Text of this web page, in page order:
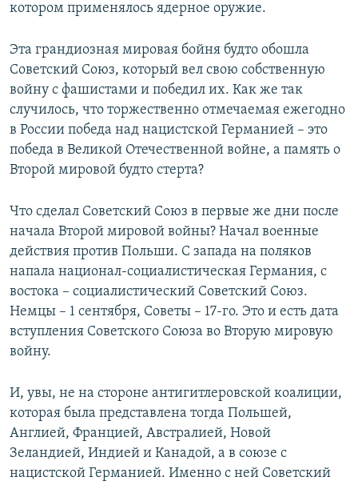
котором применялось ядерное оружие.
Эта грандиозная мировая бойня будто обошла
Советский Союз, который вел свою собственную
войну с фашистами и победил их. Как же так
случилось, что торжественно отмечаемая ежегодно
в России победа над нацистской Германией – это
победа в Великой Отечественной войне, а память о
Второй мировой будто стерта?
Что сделал Советский Союз в первые же дни после
начала Второй мировой войны? Начал военные
действия против Польши. С запада на поляков
напала национал-социалистическая Германия, с
востока – социалистический Советский Союз.
Немцы – 1 сентября, Советы – 17-го. Это и есть дата
вступления Советского Союза во Вторую мировую
войну.
И, увы, не на стороне антигитлеровской коалиции,
которая была представлена тогда Польшей,
Англией, Францией, Австралией, Новой
Зеландией, Индией и Канадой, а в союзе с
нацистской Германией. Именно с ней Советский